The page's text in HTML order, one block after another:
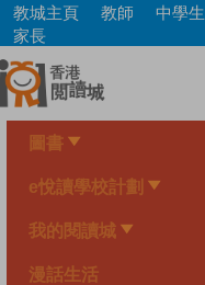
Skip
main
content
教城主頁 教師 中學生
家長
圖書
e悅讀學校計劃
我的閱讀城
漫話生活